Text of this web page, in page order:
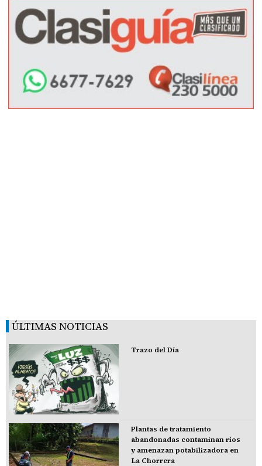
ÚLTIMAS NOTICIAS
Trazo del Día
Plantas de tratamiento
abandonadas contaminan ríos
y amenazan potabilizadora en
La Chorrera